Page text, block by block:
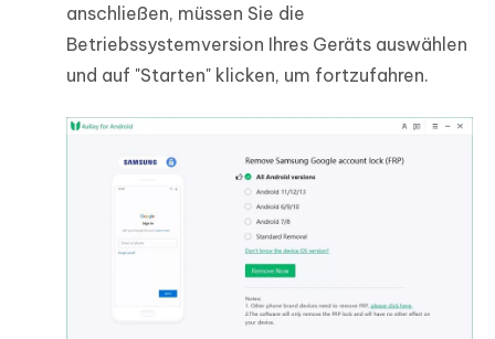
anschließen, müssen Sie die
Betriebssystemversion Ihres Geräts auswählen
und auf "Starten" klicken, um fortzufahren.